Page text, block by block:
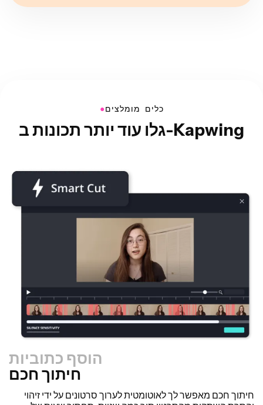
●כלים מומלצים
גלו עוד יותר תכונות ב-Kapwing
הוסף כתוביות
חיתוך חכם
משנה גודל